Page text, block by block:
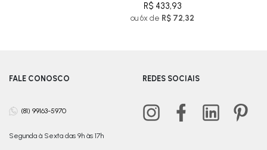
R$ 433,93
ou 6x de R$ 72,32
FALE CONOSCO
(81) 99163-5970
Segunda à Sexta das 9h às 17h
REDES SOCIAIS